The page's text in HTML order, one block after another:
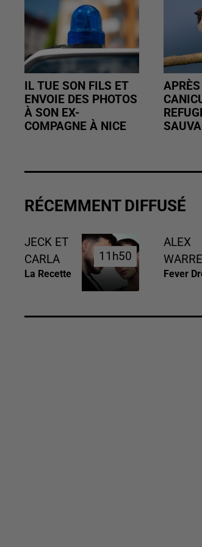
IL TUE SON FILS ET
ENVOIE DES PHOTOS
À SON EX-
COMPAGNE À NICE
RÉCEMMENT DIFFUSÉ
JECK ET
CARLA
La Recette
11h50
11h50
ALEX
Fever